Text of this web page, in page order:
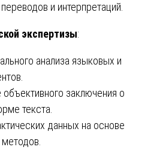
и интерпретаций.
экспертизы:
анализа языковых и
заключения о
текста.
данных на основе